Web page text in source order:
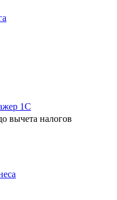
1С
вычета налогов